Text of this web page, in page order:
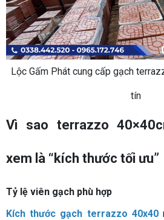
Lộc Gấm Phát cung cấp gạch
tín
Vì sao terrazzo
xem là “kích thước tối ưu”
Tỷ lệ viên gạch phù hợp
Kích thước gạch terrazzo 40x40